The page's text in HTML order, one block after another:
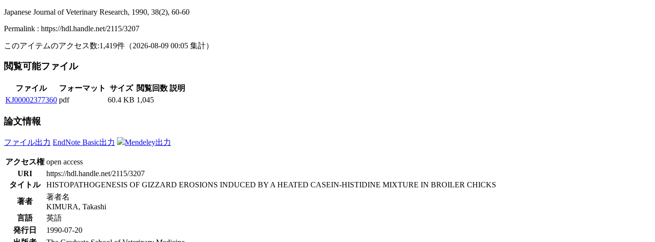
Japanese Journal of Veterinary Research, 1990, 38(2), 60-60
Permalink : https://hdl.handle.net/2115/3207
このアイテムのアクセス数:1,419件 （2026-08-09 00:05 集計）
閲覧可能ファイル
ファイル フォーマット サイズ 閲覧回数 説明
KJ00002377360 pdf 60.4 KB 1,045
論文情報
ファイル出力 EndNote Basic出力 Mendeley出力
アクセス権 open access
URI
https://hdl.handle.net/2115/3207
タイトル
HISTOPATHOGENESIS OF GIZZARD EROSIONS INDUCED BY A HEATED CASEIN-HISTIDINE MIXTURE IN BROILER CHICKS
著者
著者名
KIMURA, Takashi
言語
英語
発行日
1990-07-20